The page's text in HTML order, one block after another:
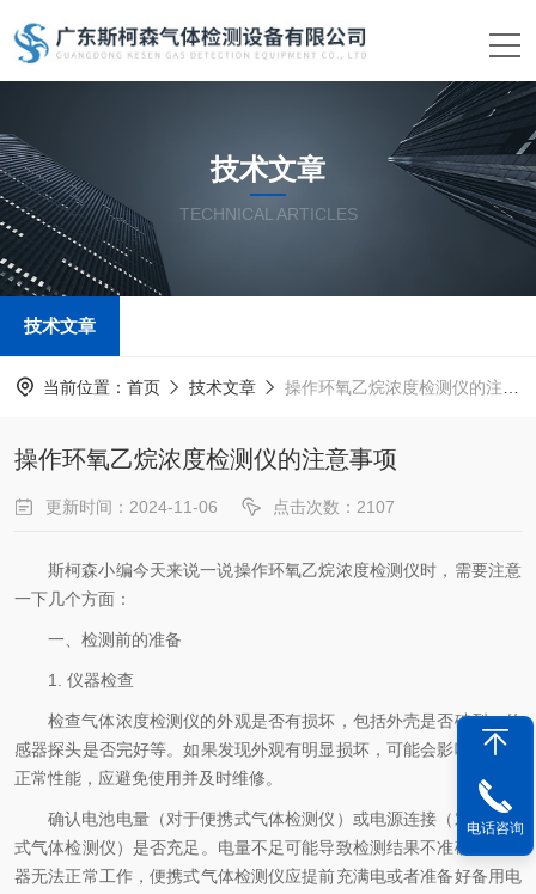
技术文章
TECHNICAL ARTICLES
技术文章
当前位置： 首页 技术文章 操作环氧乙烷浓度检测仪的注意事项
操作环氧乙烷浓度检测仪的注意事项
更新时间：2024-11-06 点击次数：2107
斯柯森小编今天来说一说操作环氧乙烷浓度检测仪时，需要注意
一下几个方面：
一、检测前的准备
1. 仪器检查
检查气体浓度检测仪的外观是否有损坏，包括外壳是否破裂、传
感器探头是否完好等。如果发现外观有明显损坏，可能会影响仪器的
正常性能，应避免使用并及时维修。
确认电池电量（对于便携式气体检测仪）或电源连接（对于固定
式气体检测仪）是否充足。电量不足可能导致检测结果不准确或者仪
器无法正常工作，便携式气体检测仪应提前充满电或者准备好备用电
电话咨询